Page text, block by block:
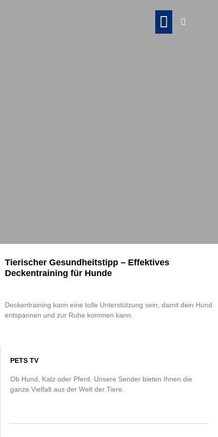
Tierischer Gesundheitstipp – Effektives
Deckentraining für Hunde
Deckentraining kann eine tolle Unterstützung sein, damit dein Hund
entspannen und zur Ruhe kommen kann.
PETS TV
Ob Hund, Katz oder Pferd. Unsere Sender bieten Ihnen die
ganze Vielfalt aus der Welt der Tiere.